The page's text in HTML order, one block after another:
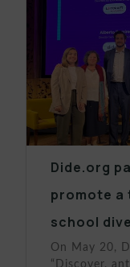
Dide.org
promote a
school
On May 20,
“Discover,